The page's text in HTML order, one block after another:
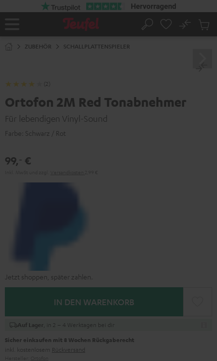
Startseite
Suche
No
ZUBEHÖR SCHALLPLATTENSPIELER
(2)
Ortofon 2M Red Tonabnehmer
Für lebendigen Vinyl-Sound
Farbe: Schwarz / Rot
99,‐ €
Jetzt shoppen, später zahlen.
IN DEN WARENKORB
Auf Lager , in 2 – 4 Werktagen bei dir
Sicher einkaufen mit 8 Wochen Rückgaberecht
inkl. kostenlosem Rückversand